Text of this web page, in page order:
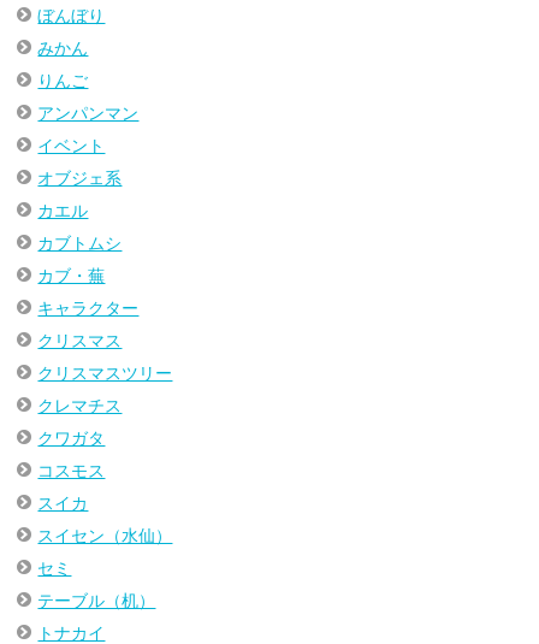
ぼんぼり
みかん
りんご
アンパンマン
イベント
オブジェ系
カエル
カブトムシ
カブ・蕪
キャラクター
クリスマス
クリスマスツリー
クレマチス
クワガタ
コスモス
スイカ
スイセン（水仙）
セミ
テーブル（机）
トナカイ